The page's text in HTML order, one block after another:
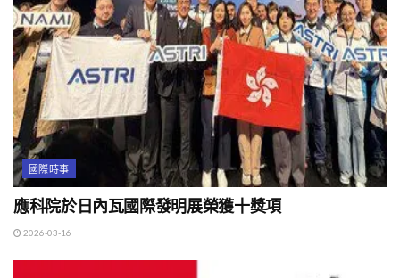
國際時事
應科院於日內瓦國際發明展榮獲十獎項
2026-03-16